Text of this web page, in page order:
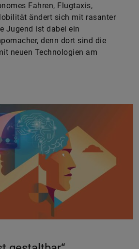
Fahren, Flugtaxis,
ändert sich mit rasanter
Jugend ist dabei ein
denn dort sind die
neuen Technologien am